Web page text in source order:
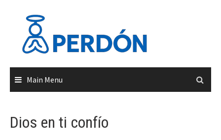
Main Menu
Dios en ti confío